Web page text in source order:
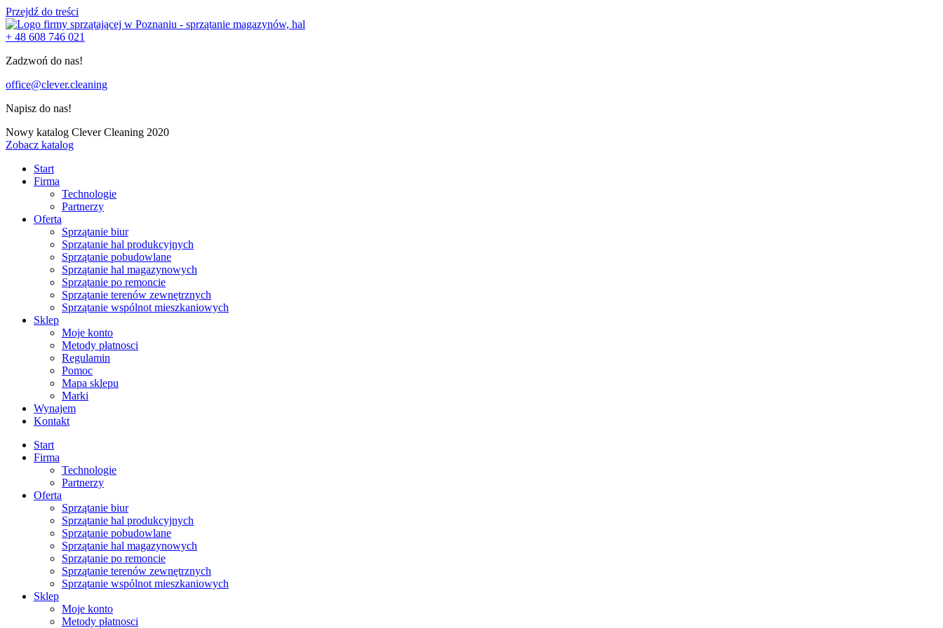
Przejdź do treści
+ 48 608 746 021
Zadzwoń do nas!
office@clever.cleaning
Napisz do nas!
Nowy katalog Clever Cleaning 2020
Zobacz katalog
Start
Firma
Technologie
Partnerzy
Oferta
Sprzątanie biur
Sprzątanie hal produkcyjnych
Sprzątanie pobudowlane
Sprzątanie hal magazynowych
Sprzątanie po remoncie
Sprzątanie terenów zewnętrznych
Sprzątanie wspólnot mieszkaniowych
Sklep
Moje konto
Metody płatnosci
Regulamin
Pomoc
Mapa sklepu
Marki
Wynajem
Kontakt
Start
Firma
Technologie
Partnerzy
Oferta
Sprzątanie biur
Sprzątanie hal produkcyjnych
Sprzątanie pobudowlane
Sprzątanie hal magazynowych
Sprzątanie po remoncie
Sprzątanie terenów zewnętrznych
Sprzątanie wspólnot mieszkaniowych
Sklep
Moje konto
Metody płatnosci